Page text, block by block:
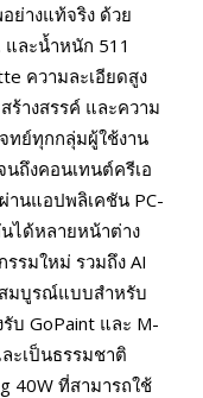
ย่างแท้จริง ด้วย
และน้ำหนัก 511
ความละเอียดสูง
ร้างสรรค์ และความ
ทย์ทุกกลุ่มผู้ใช้งาน
ถึงคอนเทนต์ครีเอ
นแอปพลิเคชัน PC-
ได้หลายหน้าต่าง
รมใหม่ รวมถึง AI
มบูรณ์แบบสำหรับ
บ GoPaint และ M-
ะเป็นธรรมชาติ
40W ที่สามารถใช้